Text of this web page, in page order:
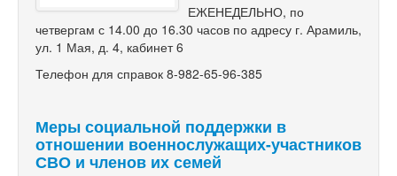
ЕЖЕНЕДЕЛЬНО, по
четвергам с 14.00 до 16.30 часов по адресу г. Арамиль,
ул. 1 Мая, д. 4, кабинет 6
Телефон для справок 8-982-65-96-385
Меры социальной поддержки в
отношении военнослужащих-участников
СВО и членов их семей